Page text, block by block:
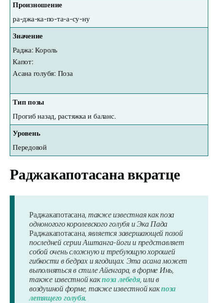
Произношение
ра-джа-ка-по-та-а-су-ну
Значение
Раджа: Король
Капот:
Асана голубя: Поза
Тип позы
Прогиб назад, растяжка и баланс.
Уровень
Передовой
Раджакапотасанавкратце
Раджакапотасана, также известная какпоза
одноногого королевского голубя иЭка Пада
Раджакапотасана,является завершающей позой
последней серии Аштанга-йоги и представляет
собой очень сложную и требующую хорошей
гибкости в бедрах и ягодицах. Эта асана может
выполняться в стиле Айенгара, в форме Инь,
также известной какпоза лебедя, или в
воздушной форме, также известной какпоза
летящего голубя.